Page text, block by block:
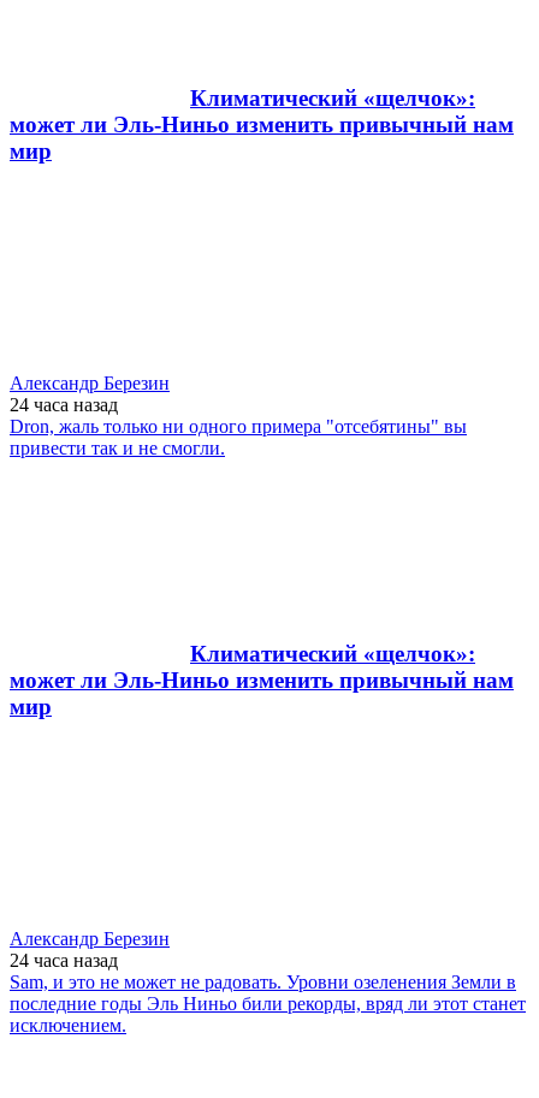
Климатический «щелчок»:
может ли Эль-Ниньо изменить привычный нам
мир
Александр Березин
24 часа назад
Dron, жаль только ни одного примера "отсебятины" вы
привести так и не смогли.
Климатический «щелчок»:
может ли Эль-Ниньо изменить привычный нам
мир
Александр Березин
24 часа назад
Sam, и это не может не радовать. Уровни озеленения Земли в
последние годы Эль Ниньо били рекорды, вряд ли этот станет
исключением.